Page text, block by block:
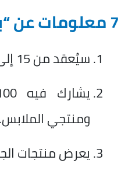
7 معلومات عن “بازار القاهرة”
سيُعقد من 15 إلى 21 سبتمبر الجاري.
ومنتجي الملابس.
يعرض منتجات